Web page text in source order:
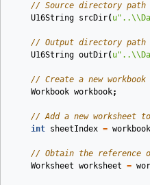
// Source directory path
U16String srcDir( u"..\\
// Output directory path
U16String outDir( u"..\\
// Create a new workbook
Workbook workbook;
// Add a new worksheet
int sheetIndex = workbook
// Obtain the reference
Worksheet worksheet =